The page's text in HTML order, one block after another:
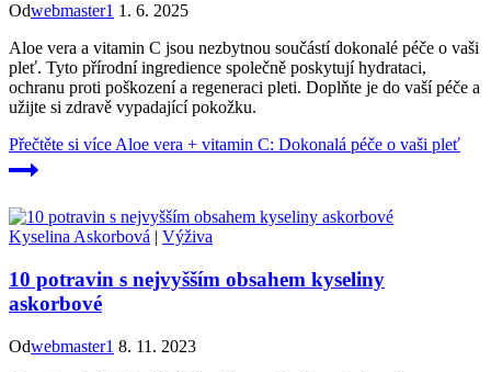
Odwebmaster1 1. 6. 2025
Aloe vera a vitamin C jsou nezbytnou součástí dokonalé péče o vaši
pleť. Tyto přírodní ingredience společně poskytují hydrataci,
ochranu proti poškození a regeneraci pleti. Doplňte je do vaší péče a
užijte si zdravě vypadající pokožku.
Přečtěte si více Aloe vera + vitamin C: Dokonalá péče o vaši pleť
Kyselina Askorbová | Výživa
10 potravin s nejvyšším obsahem kyseliny
askorbové
Odwebmaster1 8. 11. 2023